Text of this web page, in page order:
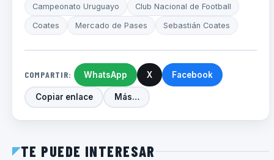
Campeonato Uruguayo Club Nacional de Football
Coates Mercado de Pases Sebastián Coates
COMPARTIR: WhatsApp X Facebook
Copiar enlace Más…
TE PUEDE INTERESAR